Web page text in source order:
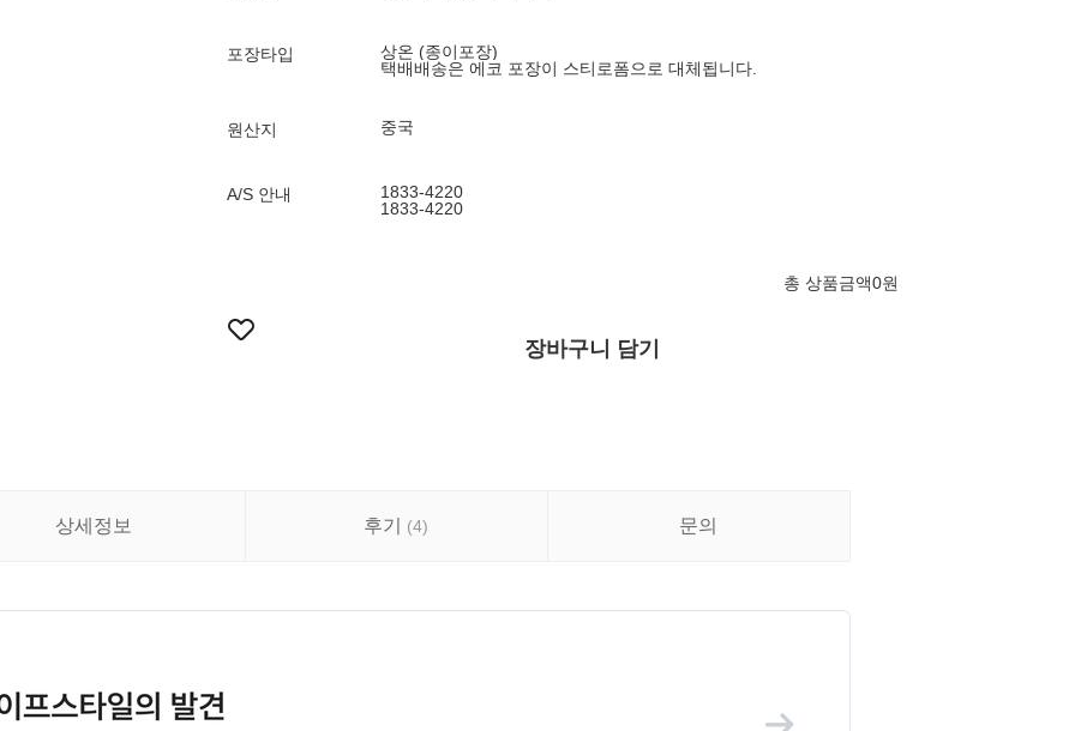
포장타입
상온 (종이포장)
택배배송은 에코 포장이 스티로폼으로 대체됩니다.
원산지 중국
A/S 안내
1833-4220
1833-4220
총 상품금액0원
장바구니 담기
상세정보 후기 (4) 문의